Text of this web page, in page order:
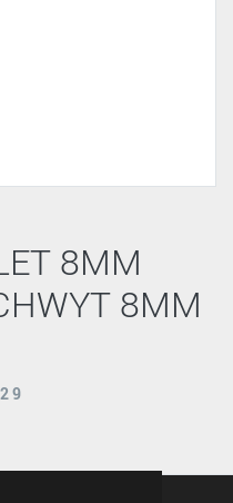
8MM
8MM